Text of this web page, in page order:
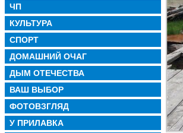
ЧП
КУЛЬТУРА
СПОРТ
ДОМАШНИЙ ОЧАГ
ДЫМ ОТЕЧЕСТВА
ВАШ ВЫБОР
ФОТОВЗГЛЯД
У ПРИЛАВКА